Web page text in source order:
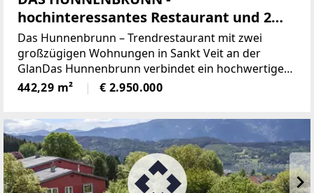
hochinteressantes Restaurant und 2
großzügige Wohnungen
Das Hunnenbrunn – Trendrestaurant mit zwei
großzügigen Wohnungen in Sankt Veit an der
GlanDas Hunnenbrunn verbindet ein hochwertiges
Trendrestaurant im Erdgeschoss mit zwei
großzügigen Wohnungen mit Dachterrassen im
442,29 m² € 2.950.000